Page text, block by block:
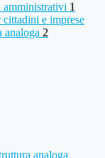
amministrativi 1
e imprese
analoga 2
analoga